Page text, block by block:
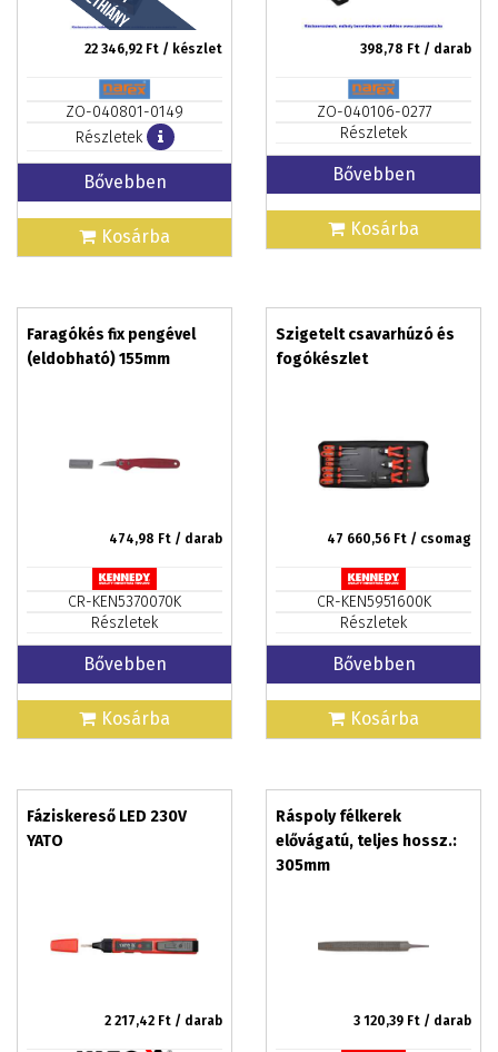
22 346,92 Ft / készlet
ZO-040801-0149
Részletek
Bővebben
Kosárba
398,78 Ft / darab
ZO-040106-0277
Részletek
Bővebben
Kosárba
Faragókés fix pengével
(eldobható) 155mm
474,98 Ft / darab
CR-KEN5370070K
Részletek
Bővebben
Kosárba
Szigetelt csavarhúzó és
fogókészlet
47 660,56 Ft / csomag
CR-KEN5951600K
Részletek
Bővebben
Kosárba
Fáziskereső LED 230V
YATO
2 217,42 Ft / darab
Ráspoly félkerek
elővágatú, teljes hossz.:
305mm
3 120,39 Ft / darab